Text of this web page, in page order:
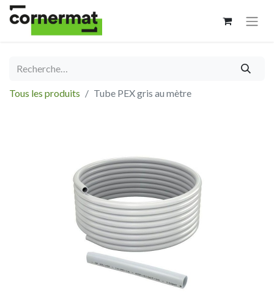
Tous les produits Tube PEX gris au mètre